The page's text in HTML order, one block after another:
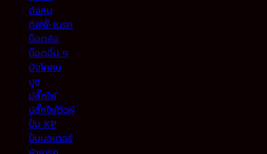
ถังลม
ทิฟฟี่-เบรค
น็อตล้อ
น็อตอื่น ๆ
บังโคลน
บูช
ปลั๊กไฟ
ปลั๊กไฟตัวผู้
ปั้ม KP
ปั้มมอเตอร์